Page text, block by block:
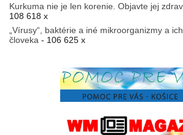
Kurkuma nie je len korenie. Objavte jej
108 618 x
„Vírusy“, baktérie a iné mikroorganizmy a
človeka - 106 625 x